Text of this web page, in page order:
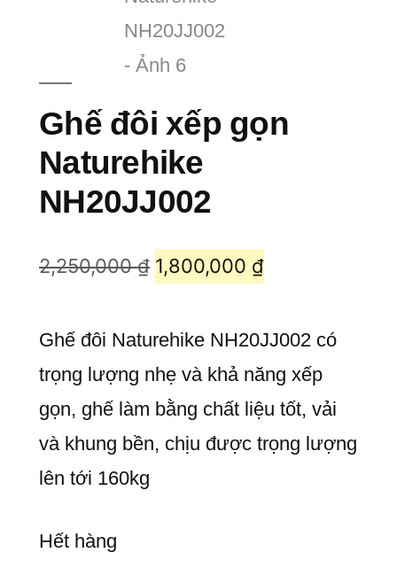
Ghế đôi xếp gọn
Naturehike
NH20JJ002
2,250,000₫ Giá
là:
2,250,000 ₫.
1,800,000 ₫Giá
tại
là:
1,800,000 ₫.
Ghế đôi Naturehike NH20JJ002 có
trọng lượng nhẹ và khả năng xếp
gọn, ghế làm bằng chất liệu tốt, vải
và khung bền, chịu được trọng lượng
lên tới 160kg
Hết hàng